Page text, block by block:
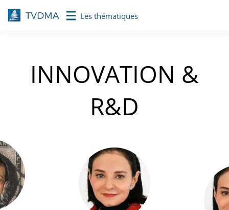
Aller
au
contenu
Les thématiques
INNOVATION &
R&D